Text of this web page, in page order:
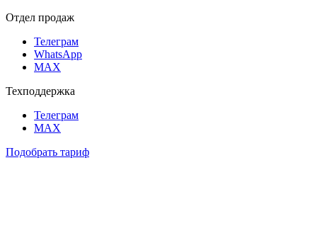
Отдел продаж
Телеграм
WhatsApp
MAX
Техподдержка
Телеграм
MAX
Подобрать тариф